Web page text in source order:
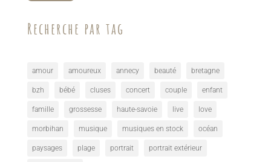
Recherche par tag
amour amoureux annecy beauté bretagne
bzh bébé cluses concert couple enfant
famille grossesse haute-savoie live love
morbihan musique musiques en stock océan
paysages plage portrait portrait extérieur